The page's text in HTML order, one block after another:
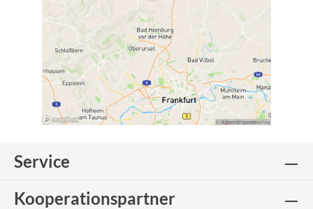
Service
Kooperationspartner